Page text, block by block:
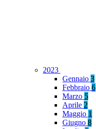
2023
Gennaio 3
Febbraio 6
Marzo 5
Aprile 2
Maggio 1
Giugno 8